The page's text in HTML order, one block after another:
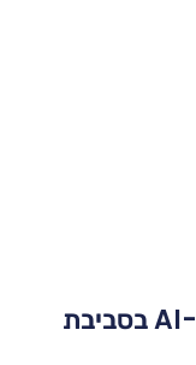
Microsoft Copilot: ניתוח מעמיק של כלי ה-AI בסביבת